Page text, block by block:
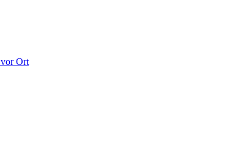
vor Ort